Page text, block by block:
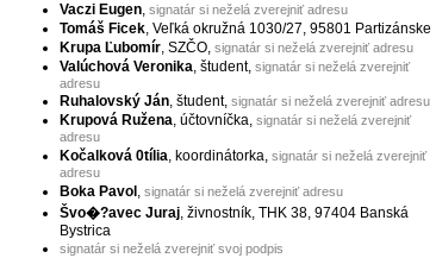
Vaczi Eugen, signatár si neželá zverejniť adresu
Tomáš Ficek, Veľká okružná 1030/27, 95801 Partizánske
Krupa Ľubomír , SZČO, signatár si neželá zverejniť adresu
Valúchová Veronika , študent, signatár si neželá zverejniť
adresu
Ruhalovský Ján, študent, signatár si neželá zverejniť adresu
Krupová Ružena, účtovníčka, signatár si neželá zverejniť
adresu
Kočalková 0tília, koordinátorka, signatár si neželá zverejniť
adresu
Boka Pavol signatár si neželá zverejniť adresu
Švo�?avec Juraj , živnostník, THK 38, 97404 Banská
Bystrica
signatár si neželá zverejniť svoj podpis